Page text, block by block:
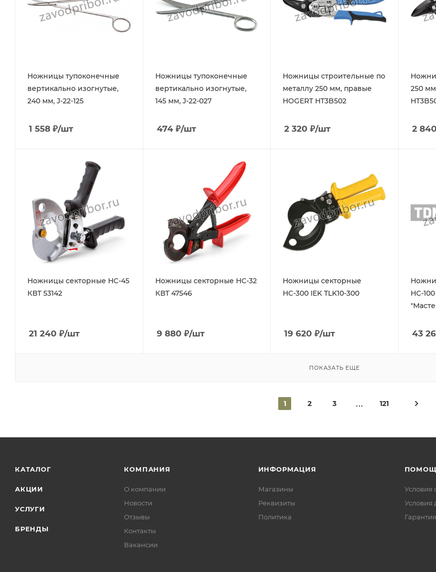
Ножницы тупоконечные
вертикально изогнутые,
240 мм, J-22-125
1 558 ₽/шт
Ножницы тупоконечные
вертикально изогнутые,
145 мм, J-22-027
474₽/шт
Ножницы строительные по
металлу 250 мм, правые
HOGERT HT3B502
2 320 ₽/шт
250
2 840
Ножницы секторные НС-45
КВТ 53142
21 240 ₽/шт
Ножницы секторные НС-32
КВТ 47546
9 880 ₽/шт
Ножницы секторные
НС-300 IEK TLK10-300
19 620 ₽/шт
НС-
43
ПОКАЗАТЬ ЕЩЕ
1 2 3 121
КАТАЛОГ
АКЦИИ
УСЛУГИ
БРЕНДЫ
КОМПАНИЯ
О компании
Новости
Отзывы
Контакты
Вакансии
ИНФОРМАЦИЯ
Магазины
Реквизиты
Политика
Условия
Условия